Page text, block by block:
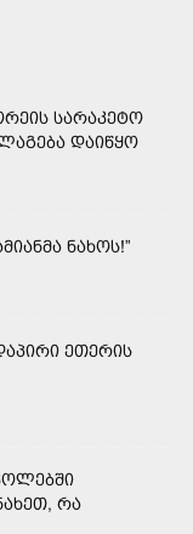
ᲡᲐᲠᲐᲙᲔᲢᲝ
ᲓᲐᲘᲬᲧᲝ
ᲜᲐᲮᲝᲡ!”
ᲔᲗᲔᲠᲘᲡ
ᲠᲐ